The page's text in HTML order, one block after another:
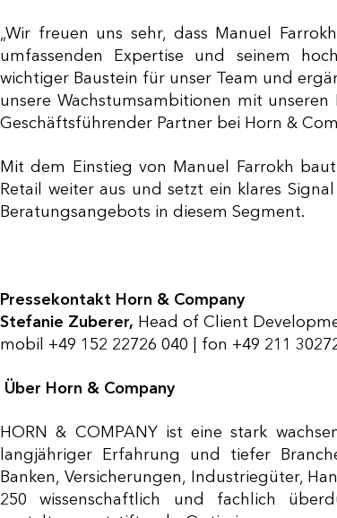
„Wir freuen uns sehr, dass Manuel
umfassenden Expertise und seinem
wichtiger Baustein für unser Team und
unsere Wachstumsambitionen mit unseren
Geschäftsführender Partner bei Horn &
Mit dem Einstieg von Manuel Farrokh
Retail weiter aus und setzt ein klares
Beratungsangebots in diesem Segment.
Pressekontakt Horn & Company
Stefanie Zuberer, Head of Client
mobil +49 152 22726 040 | fon +49 211
Über Horn & Company
HORN & COMPANY ist eine stark
langjähriger Erfahrung und tiefer
Banken, Versicherungen, Industriegüter,
250 wissenschaftlich und fachlich